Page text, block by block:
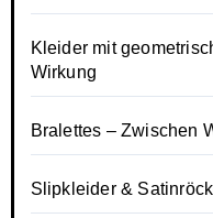
Kleider mit
Wirkung
Bralettes – Zwischen
Slipkleider &